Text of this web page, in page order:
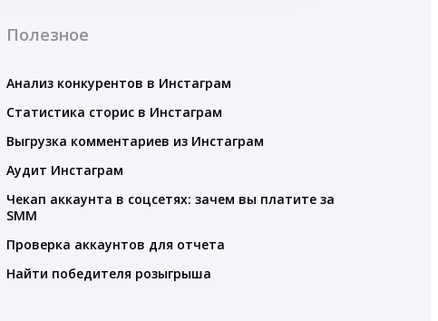
Полезное
Анализ конкурентов в Инстаграм
Статистика сторис в Инстаграм
Выгрузка комментариев из Инстаграм
Аудит Инстаграм
Чекап аккаунта в соцсетях: зачем вы платите за
SMM
Проверка аккаунтов для отчета
Найти победителя розыгрыша